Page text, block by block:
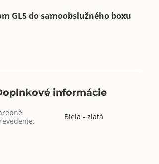
GLS do samoobslužného boxu
informácie
Biela - zlatá